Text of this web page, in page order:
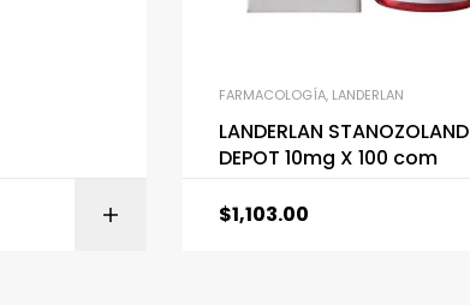
AÑADIR AL CARRITO
FARMACOLOGÍA, LANDERLAN
LANDERLAN STANOZOLAND
DEPOT 10mg X 100 com
$1,103.00